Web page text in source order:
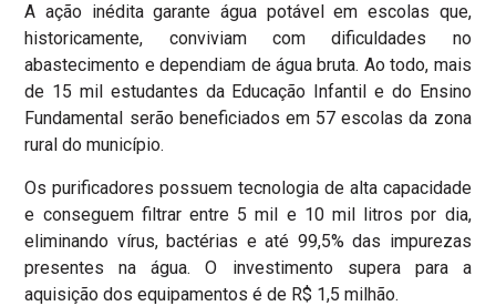
A ação inédita garante água potável em escolas que,
historicamente, conviviam com dificuldades no
abastecimento e dependiam de água bruta. Ao todo, mais
de 15 mil estudantes da Educação Infantil e do Ensino
Fundamental serão beneficiados em 57 escolas da zona
rural do município.
Os purificadores possuem tecnologia de alta capacidade
e conseguem filtrar entre 5 mil e 10 mil litros por dia,
eliminando vírus, bactérias e até 99,5% das impurezas
presentes na água. O investimento supera para a
aquisição dos equipamentos é de R$ 1,5 milhão.